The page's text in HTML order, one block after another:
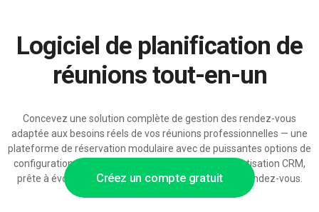
Créez un compte gratuit
Logiciel de planification de
réunions tout-en-un
Concevez une solution complète de gestion des rendez-vous
adaptée aux besoins réels de vos réunions professionnelles — une
plateforme de réservation modulaire avec de puissantes options de
configuration, intégrations de calendriers et automatisation CRM,
prête à évoluer avec l'augmentation du volume de rendez-vous.